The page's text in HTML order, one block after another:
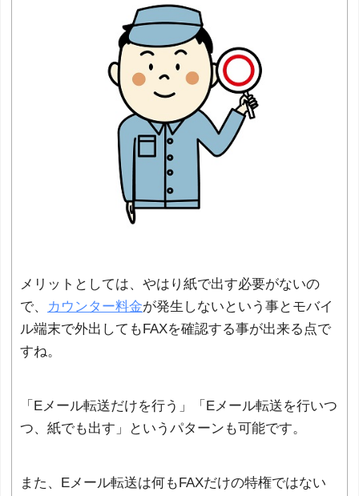
メリットとしては、やはり紙で出す必要がないの
で、
カウンター料金が発生しないという事とモバイ
ル端末で外出してもFAXを確認する事が出来る点で
すね。
「Eメール転送だけを行う」「Eメール転送を行いつ
つ、紙でも出す」というパターンも可能です。
また、Eメール転送は何もFAXだけの特権ではない